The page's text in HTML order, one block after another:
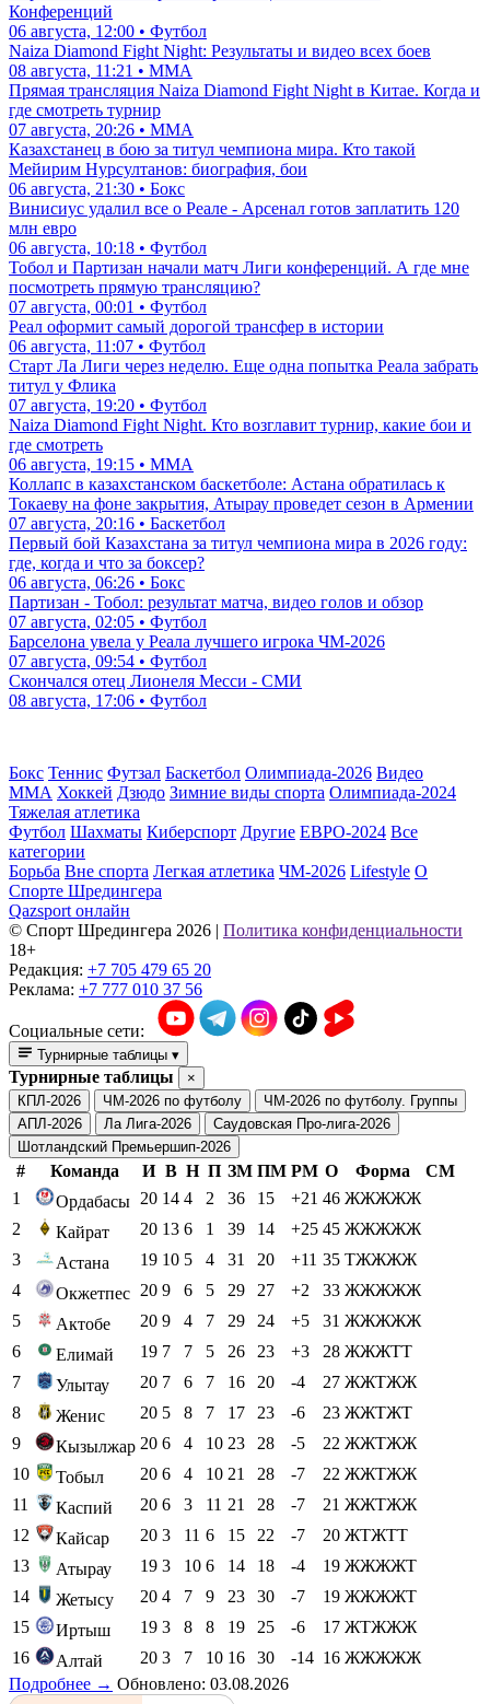
Конференций
06 августа, 12:00 • Футбол
Naiza Diamond Fight Night: Результаты и видео всех боев
08 августа, 11:21 • ММА
Прямая трансляция Naiza Diamond Fight Night в Китае. Когда и
где смотреть турнир
07 августа, 20:26 • ММА
Казахстанец в бою за титул чемпиона мира. Кто такой
Мейирим Нурсултанов: биография, бои
06 августа, 21:30 • Бокс
Винисиус удалил все о Реале - Арсенал готов заплатить 120
млн евро
06 августа, 10:18 • Футбол
Тобол и Партизан начали матч Лиги конференций. А где мне
посмотреть прямую трансляцию?
07 августа, 00:01 • Футбол
Реал оформит самый дорогой трансфер в истории
06 августа, 11:07 • Футбол
Старт Ла Лиги через неделю. Еще одна попытка Реала забрать
титул у Флика
07 августа, 19:20 • Футбол
Naiza Diamond Fight Night. Кто возглавит турнир, какие бои и
где смотреть
06 августа, 19:15 • ММА
Коллапс в казахстанском баскетболе: Астана обратилась к
Токаеву на фоне закрытия, Атырау проведет сезон в Армении
07 августа, 20:16 • Баскетбол
Первый бой Казахстана за титул чемпиона мира в 2026 году:
где, когда и что за боксер?
06 августа, 06:26 • Бокс
Партизан - Тобол: результат матча, видео голов и обзор
07 августа, 02:05 • Футбол
Барселона увела у Реала лучшего игрока ЧМ-2026
07 августа, 09:54 • Футбол
Скончался отец Лионеля Месси - СМИ
08 августа, 17:06 • Футбол
Бокс Теннис Футзал Баскетбол Олимпиада-2026 Видео
ММА Хоккей Дзюдо Зимние виды спорта Олимпиада-2024
Тяжелая атлетика
Футбол Шахматы Киберспорт Другие ЕВРО-2024 Все
категории
Борьба Вне спорта Легкая атлетика ЧМ-2026 Lifestyle О
Спорте Шредингера
Qazsport онлайн
© Cпорт Шредингера 2026 | Политика конфиденциальности
18+
Редакция: +7 705 479 65 20
Реклама: +7 777 010 37 56
Социальные сети:
Турнирные таблицы ▾
Турнирные таблицы
×
КПЛ-2026
ЧМ-2026 по футболу
ЧМ-2026 по футболу. Группы
АПЛ-2026
Ла Лига-2026
Саудовская Про-лига-2026
Шотландский Премьершип-2026
# Команда И В Н П ЗМ ПМ РМ О Форма
СМ
1
Ордабасы 20 14 4 2 36 15 +21 46 ЖЖЖЖЖ
2
Кайрат 20 13 6 1 39 14 +25 45 ЖЖЖЖЖ
3
Астана 19 10 5 4 31 20 +11 35 ТЖЖЖЖ
4
Окжетпес 20 9 6 5 29 27 +2 33 ЖЖЖЖЖ
5
Актобе 20 9 4 7 29 24 +5 31 ЖЖЖЖЖ
6
Елимай 19 7 7 5 26 23 +3 28 ЖЖЖТТ
7
Улытау 20 7 6 7 16 20 -4 27 ЖЖТЖЖ
8
Женис 20 5 8 7 17 23 -6 23 ЖЖТЖТ
9
Кызылжар 20 6 4 10 23 28 -5 22 ЖЖТЖЖ
10
Тобыл 20 6 4 10 21 28 -7 22 ЖЖТЖЖ
11
Каспий 20 6 3 11 21 28 -7 21 ЖЖТЖЖ
12
Кайсар 20 3 11 6 15 22 -7 20 ЖТЖТТ
13
Атырау 19 3 10 6 14 18 -4 19 ЖЖЖЖТ
14
Жетысу 20 4 7 9 23 30 -7 19 ЖЖЖЖТ
15
Иртыш 19 3 8 8 19 25 -6 17 ЖТЖЖЖ
16
Алтай 20 3 7 10 16 30 -14 16 ЖЖЖЖЖ
Подробнее → Обновлено: 03.08.2026